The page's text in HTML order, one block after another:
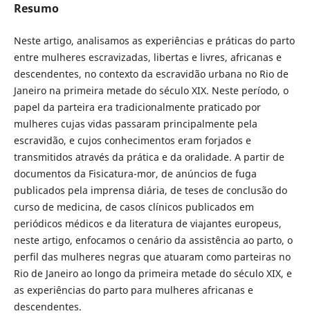
Resumo
Neste artigo, analisamos as experiências e práticas do parto
entre mulheres escravizadas, libertas e livres, africanas e
descendentes, no contexto da escravidão urbana no Rio de
Janeiro na primeira metade do século XIX. Neste período, o
papel da parteira era tradicionalmente praticado por
mulheres cujas vidas passaram principalmente pela
escravidão, e cujos conhecimentos eram forjados e
transmitidos através da prática e da oralidade. A partir de
documentos da Fisicatura-mor, de anúncios de fuga
publicados pela imprensa diária, de teses de conclusão do
curso de medicina, de casos clínicos publicados em
periódicos médicos e da literatura de viajantes europeus,
neste artigo, enfocamos o cenário da assistência ao parto, o
perfil das mulheres negras que atuaram como parteiras no
Rio de Janeiro ao longo da primeira metade do século XIX, e
as experiências do parto para mulheres africanas e
descendentes.